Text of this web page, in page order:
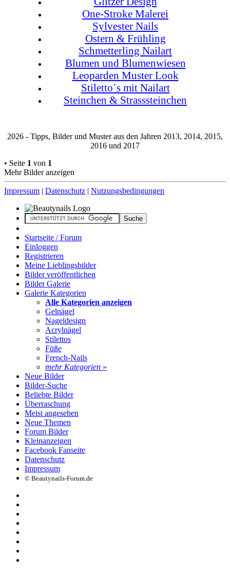
One-Stroke Malerei
Sylvester Nails
Ostern & Frühling
Schmetterling Nailart
Blumen und Blumenwiesen
Leoparden Muster Look
Stiletto´s mit Nailart
Steinchen & Strasssteinchen
2026 - Tipps, Bilder und Muster aus den Jahren 2013, 2014, 2015,
2016 und 2017
• Seite 1 von 1
Mehr Bilder anzeigen
Impressum | Datenschutz | Nutzungsbedingungen
Startseite / Forum
Einloggen
Registrieren
Meine Lieblingsbilder
Bilder veröffentlichen
Bilder Galerie
Galerie Kategorien
Alle Kategorien anzeigen
Gelnägel
Nageldesign
Acrylnägel
Stilettos
Füße
French-Nails
mehr Kategorien »
Neue Bilder
Bilder-Suche
Beliebte Bilder
Überraschung
Meist angesehen
Neue Themen
Forum Bilder
Kleinanzeigen
Facebook Fanseite
Datenschutz
Impressum
© Beautynails-Forum.de